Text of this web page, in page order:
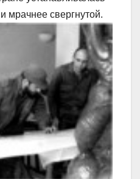
мрачнее свергнутой.